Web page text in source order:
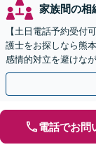
家族間の相
【土日電話予約受付
護士をお探しなら熊
感情的対立を避けな
付可】【休日・夜間
電話でお問